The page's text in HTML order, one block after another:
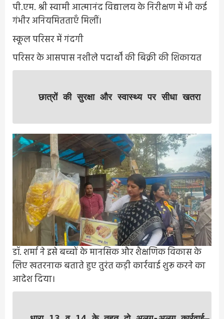
पी.एम. श्री स्वामी आत्मानंद विद्यालय के निरीक्षण में भी कई
गंभीर अनियमितताएँ मिलीं।
स्कूल परिसर में गंदगी
परिसर के आसपास नशीले पदार्थों की बिक्री की शिकायत
छात्रों की सुरक्षा और स्वास्थ्य पर सीधा खतरा
डॉ. शर्मा ने इसे बच्चों के मानसिक और शैक्षणिक विकास के
लिए खतरनाक बताते हुए तुरंत कड़ी कार्रवाई शुरू करने का
आदेश दिया।